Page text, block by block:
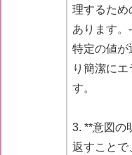
理するため
あります。
特定の値が
り簡潔に
す。
3. **意図の
返すことで